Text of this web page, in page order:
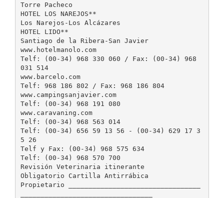
Torre Pacheco
HOTEL LOS NAREJOS**
Los Narejos-Los Alcázares
HOTEL LIDO**
Santiago de la Ribera-San Javier
www.hotelmanolo.com
Telf: (00-34) 968 330 060 / Fax: (00-34) 968
031 514
www.barcelo.com
Telf: 968 186 802 / Fax: 968 186 804
www.campingsanjavier.com
Telf: (00-34) 968 191 080
www.caravaning.com
Telf: (00-34) 968 563 014
Telf: (00-34) 656 59 13 56 - (00-34) 629 17 3
5 26
Telf y Fax: (00-34) 968 575 634
Telf: (00-34) 968 570 700
Revisión Veterinaria itinerante
Obligatorio Cartilla Antirrábica
Propietario _________________________________